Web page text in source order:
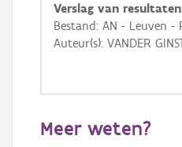
Basis Lagen
GRB-Basiskaart
Verslag van resultaten
Bestand: AN - Leuven -
Auteur(s): VANDER
Meer weten?